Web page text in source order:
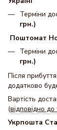
Терміни
грн.)
Поштомат
Терміни
грн.)
Після
додатково
Вартість
(відповідно
Укрпошта